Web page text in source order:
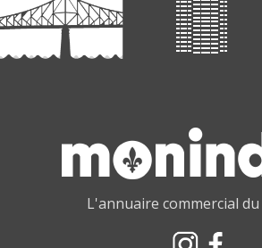
L'annuaire commercial